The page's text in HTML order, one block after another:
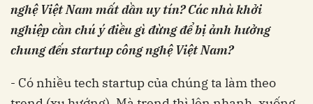
nghệ Việt Nam mất dần uy tín? Các nhà khởi
nghiệp cần chú ý điều gì đừng để bị ảnh hưởng
chung đến startup công nghệ Việt Nam?
- Có nhiều tech startup của chúng ta làm theo